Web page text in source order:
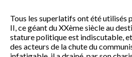
Tous les superlatifs ont été utilisés
II, ce géant du XXème siècle au
stature politique est indiscutable,
des acteurs de la chute du